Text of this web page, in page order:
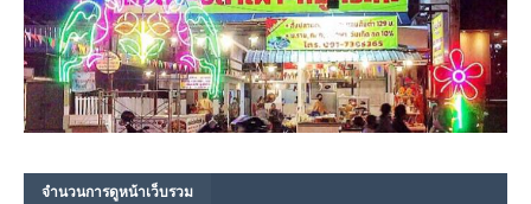
จำนวนการดูหน้าเว็บรวม